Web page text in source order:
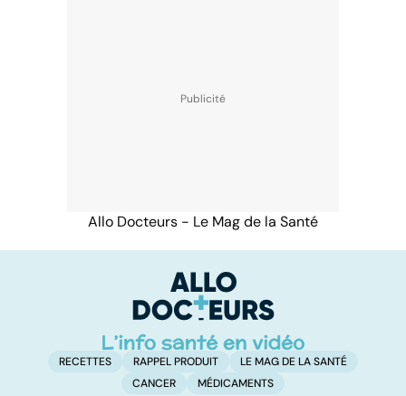
Allo Docteurs - Le Mag de la Santé
RECETTES RAPPEL PRODUIT
LE MAG DE LA SANTÉ
CANCER
MÉDICAMENTS